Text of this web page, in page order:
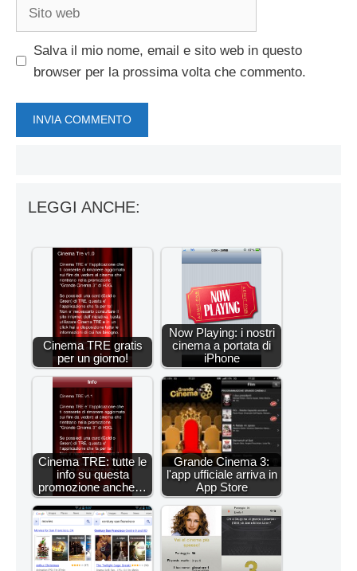
Salva il mio nome, email e sito web in questo
browser per la prossima volta che commento.
LEGGI ANCHE:
Cinema TRE gratis
per un giorno!
Now Playing: i nostri
cinema a portata di
iPhone
Cinema TRE: tutte le
info su questa
promozione anche…
Grande Cinema 3:
l'app ufficiale arriva in
App Store